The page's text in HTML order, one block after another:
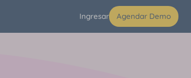
Ingresar Agendar Demo